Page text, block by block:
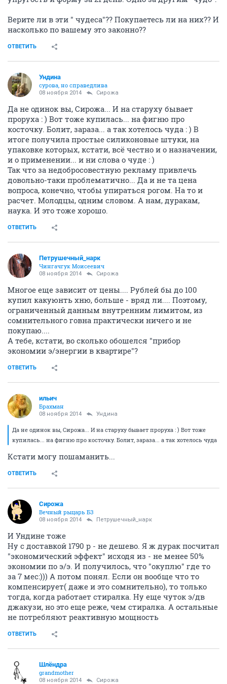
Верите ли в эти " чудеса"?? Покупаетесь ли на них?? И
насколько по вашему это законно??
ОТВЕТИТЬ
Ундинa
сурова, но справедлива
08 ноября 2014 Сирожа
Да не одинок вы, Сирожа... И на старуху бывает
проруха : ) Вот тоже купилась... на фигню про
косточку. Болит, зараза... а так хотелось чуда : ) В
итоге получила простые силиконовые штуки, на
упаковке которых, кстати, всё честно и о назначении,
и о применении... и ни слова о чуде : )
Так что за недобросовестную рекламу привлечь
довольно-таки проблематично... Да и не та цена
вопроса, конечно, чтобы упираться рогом. На то и
расчет. Молодцы, одним словом. А нам, дуракам,
наука. И это тоже хорошо.
ОТВЕТИТЬ
Петрушечный_нарк
Чингачгук Моисеевич
08 ноября 2014 Сирожа
Многое еще зависит от цены.... Рублей бы до 100
купил какуюнть хню, больше - вряд ли.... Поэтому,
ограниченный данным внутренним лимитом, из
сомнительного говна практически ничего и не
покупаю....
А тебе, кстати, во сколько обошелся "прибор
экономии э/энергии в квартире"?
ОТВЕТИТЬ
ильич
Брахман
08 ноября 2014 Ундинa
Да не одинок вы, Сирожа... И на старуху бывает проруха : ) Вот тоже
купилась... на фигню про косточку. Болит, зараза... а так хотелось чуда
Кстати могу пошаманить...
ОТВЕТИТЬ
Сирожа
Вечный рыцарь БЗ
08 ноября 2014 Петрушечный_нарк
И Ундине тоже
Ну с доставкой 1790 р - не дешево. Я ж дурак посчитал
"экономический эффект" исходя из - не менее 50%
экономии по э/э. И получилось, что "окуплю" где то
за 7 мес:))) А потом понял. Если он вообще что то
компенсирует( даже и это сомнительно), то только
тогда, когда работает стиралка. Ну еще чуток э/дв
джакузи, но это еще реже, чем стиралка. А остальные
не потребляют реактивную мощность
ОТВЕТИТЬ
Шлёндра
grandmother
08 ноября 2014 Сирожа